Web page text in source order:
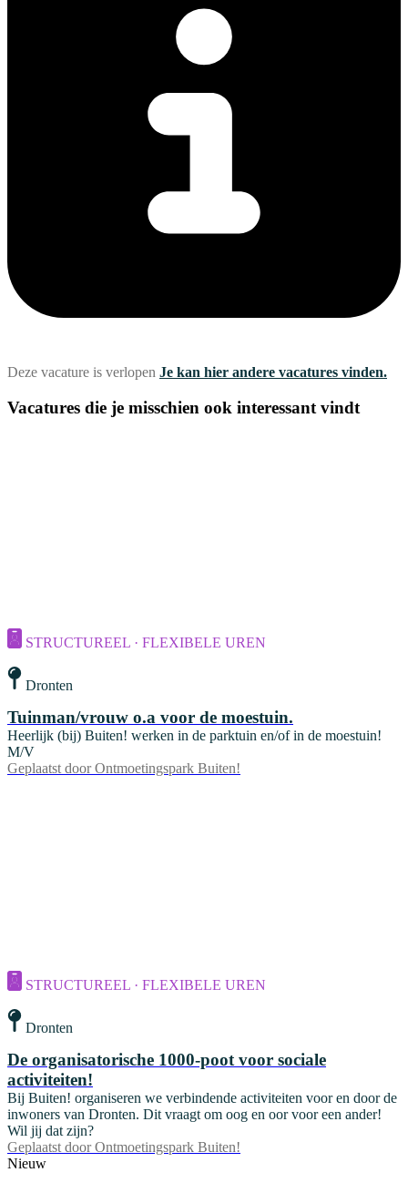
Deze vacature is verlopen Je kan hier andere vacatures vinden.
Vacatures die je misschien ook interessant vindt
STRUCTUREEL · FLEXIBELE UREN
Dronten
Tuinman/vrouw o.a voor de moestuin.
Heerlijk (bij) Buiten! werken in de parktuin en/of in de moestuin!
M/V
Geplaatst door Ontmoetingspark Buiten!
STRUCTUREEL · FLEXIBELE UREN
Dronten
De organisatorische 1000-poot voor sociale
activiteiten!
Bij Buiten! organiseren we verbindende activiteiten voor en door de
inwoners van Dronten. Dit vraagt om oog en oor voor een ander!
Wil jij dat zijn?
Geplaatst door Ontmoetingspark Buiten!
Nieuw